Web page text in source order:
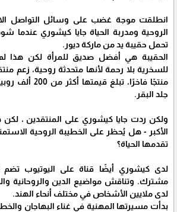
انطلقت موجة غضب على وسائل التواصل
الروحية ومدربة الحياة جايا كيشوري
تحمل حقيبة يد من ماركة ديور.
الحقيبة هي أفضل صديق للمرأة لكن هذا
للسخرية بلا رحمة لأنها متحدثة روحية، زعم
منتجًا فاخرًا،
جلد البقر.
ولكن ردت جايا كيشوري على المنتقدين ، لكن
الأكبر - هل يُحظر على الخطيبة الروحية
تقدمها الحياة؟
لدى كيشوري أيضًا قناة على اليوتيوب تضم
مشترك. وتناقش مواضيع الدين والروحانية
لدى ملايين الأشخاص في مختلف أنحاء الهند.
بدأت مسيرتها المهنية في غناء البهاجان